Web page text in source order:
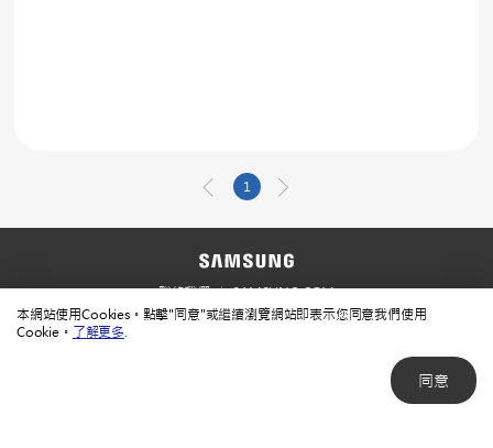
本網站使用Cookies。點擊"同意"或繼續瀏覽網站即表示您同意我們使用
Cookie。 了解更多
同意
1
聯絡我們
SAMSUNG.COM
使用規範
隱私規範